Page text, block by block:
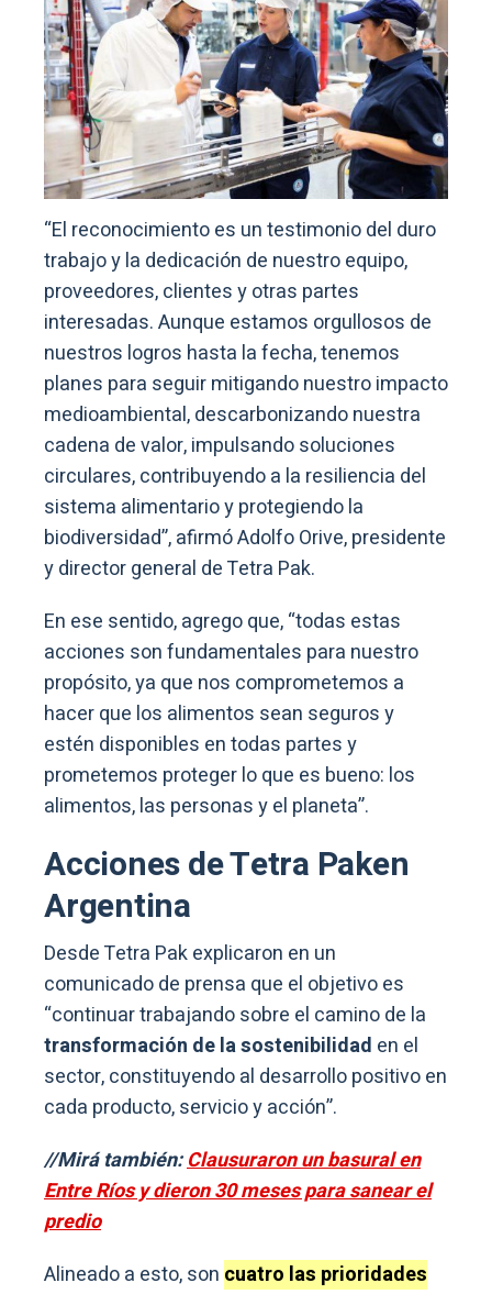
“El reconocimiento es un testimonio del duro
trabajo y la dedicación de nuestro equipo,
proveedores, clientes y otras partes
interesadas. Aunque estamos orgullosos de
nuestros logros hasta la fecha, tenemos
planes para seguir mitigando nuestro impacto
medioambiental, descarbonizando nuestra
cadena de valor, impulsando soluciones
circulares, contribuyendo a la resiliencia del
sistema alimentario y protegiendo la
biodiversidad”, afirmó Adolfo Orive, presidente
y director general de Tetra Pak.
En ese sentido, agrego que, “todas estas
acciones son fundamentales para nuestro
propósito, ya que nos comprometemos a
hacer que los alimentos sean seguros y
estén disponibles en todas partes y
prometemos proteger lo que es bueno: los
alimentos, las personas y el planeta”.
Acciones de Tetra Paken
Argentina
Desde Tetra Pak explicaron en un
comunicado de prensa que el objetivo es
“continuar trabajando sobre el camino de la
transformación de la sostenibilidad en el
sector, constituyendo al desarrollo positivo en
cada producto, servicio y acción”.
//Mirá también:Clausuraron un basural en
Entre Ríos y dieron 30 meses para sanear el
predio
Alineado a esto, son cuatro las prioridades